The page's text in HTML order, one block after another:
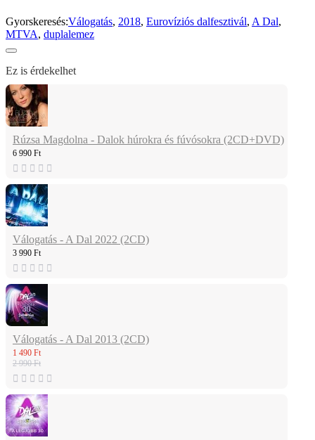
Gyorskeresés:Válogatás, 2018, Eurovíziós dalfesztivál, A Dal,
MTVA, duplalemez
Ez is érdekelhet
Rúzsa Magdolna - Dalok húrokra és fúvósokra (2CD+DVD)
6 990 Ft
Válogatás - A Dal 2022 (2CD)
3 990 Ft
Válogatás - A Dal 2013 (2CD)
1 490 Ft
2 990 Ft